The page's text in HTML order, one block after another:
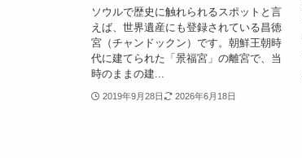
ソウルで歴史に触れられるスポットと言
えば、世界遺産にも登録されている昌徳
宮（チャンドックン）です。朝鮮王朝時
代に建てられた「景福宮」の離宮で、当
時のままの建...
2019年9月28日 2026年6月18日